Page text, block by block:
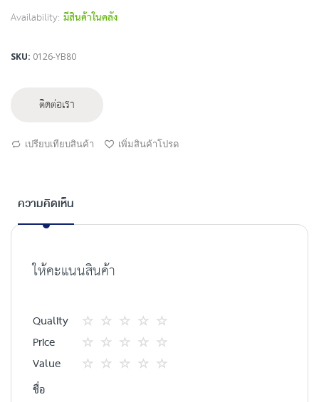
Availability: มีสินค้าในคลัง
SKU 0126-YB80
ติดต่อเรา
เปรียบเทียบสินค้า เพิ่มสินค้าโปรด
ความคิดเห็น
ให้คะแนนสินค้า
Quality
1
star
2
ดาว
3
ดาว
4
ดาว
5
ดาว
Price
1
2
3
4
5
Value
ชื่อ